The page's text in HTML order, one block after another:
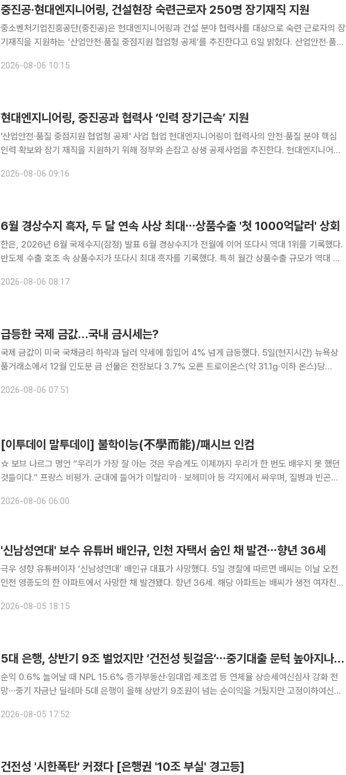
중진공·현대엔지니어링, 건설현장 숙련근로자 250명 장기재직 지원
중소벤처기업진흥공단(중진공)은 현대엔지니어링과 건설 분야 협력사를 대상으로 숙련 근로자의 장
기재직을 지원하는 ‘산업안전·품질 중점지원 협업형 공제’를 추진한다고 6일 밝혔다. 산업안전·품질
사업 중 하나다. 현대엔지니어링의 안전·품질 우수 협력사에 재직 중인
2026-08-06 10:15
현대엔지니어링, 중진공과 협력사 ‘인력 장기근속’ 지원
'산업안전·품질 중점지원 협업형 공제' 사업 협업 현대엔지니어링이 협력사의 안전·품질 분야 핵심
인력 확보와 장기 재직을 지원하기 위해 정부와 손잡고 상생 공제사업을 추진한다. 현대엔지니어링
2026-08-06 09:16
6월 경상수지 흑자, 두 달 연속 사상 최대⋯상품수출 '첫 1000억달러' 상회
한은, 2026년 6월 국제수지(잠정) 발표 6월 경상수지가 전월에 이어 또다시 역대 1위를 기록했다.
반도체 수출 호조 속 상품수지가 또다시 최대 흑자를 기록했다. 특히 월간 상품수출 규모가 역대 처
6월 경상수지는 497억3000만달러 흑자로 집계
2026-08-06 08:17
급등한 국제 금값…국내 금시세는?
국제 금값이 미국 국채금리 하락과 달러 약세에 힘입어 4% 넘게 급등했다. 5일(현지시간) 뉴욕상
품거래소에서 12월 인도분 금 선물은 전장보다 3.7% 오른 트로이온스(약 31.1g·이하 온스)당
4264.93달러까지 오르며 6월 18일 이후 약 7주
2026-08-06 07:51
[이투데이 말투데이] 불학이능(不學而能)/패시브 인컴
☆ 보브 나르그 명언 “우리가 가장 잘 아는 것은 우습게도 이제까지 우리가 한 번도 배우지 못 했던
것들이다.” 프랑스 비평가. 군대에 들어가 이탈리아 · 보헤미아 등 각지에서 싸우며, 질병과 빈곤으
신으로 쓴 ‘사색과 잠언’은 염세감에 떨어지지 않으면서 신에
2026-08-06 06:00
'신남성연대' 보수 유튜버 배인규, 인천 자택서 숨인 채 발견⋯향년 36세
극우 성향 유튜버이자 ‘신남성연대’ 배인규 대표가 사망했다. 5일 경찰에 따르면 배씨는 이날 오전
인천 영종도의 한 아파트에서 사망한 채 발견됐다. 향년 36세. 해당 아파트는 배씨가 생전 여자친구
인하대병원 영안실에 안치된 상태로 빈소는 아직 마련되지
2026-08-05 18:15
5대 은행, 상반기 9조 벌었지만 ‘건전성 뒷걸음’⋯중기대출 문턱 높아지나 [은행권 '10조 부실' 경고등]
순익 0.6% 늘어날 때 NPL 15.6% 증가부동산·임대업·제조업 등 연체율 상승세여신심사 강화 전
망⋯중기 자금난 딜레마 5대 은행이 올해 상반기 9조원이 넘는 순이익을 거뒀지만 고정이하여신
행권은 자금 공급과 부실 억제라는 과제를 동시에 안게 됐다. 하반기
2026-08-05 17:52
건전성 '시한폭탄' 커졌다 [은행권 '10조 부실' 경고등]